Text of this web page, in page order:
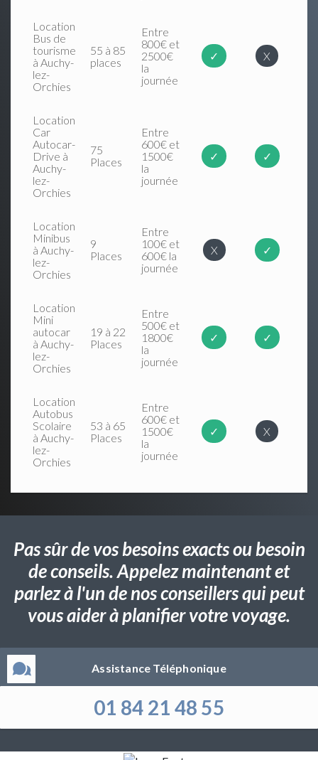
Location
Bus de
tourisme
à Auchy-
lez-
Orchies
55 à 85
places
Entre
800€ et
2500€
la
journée
✓ X
Location
Car
Autocar-
Drive à
Auchy-
lez-
Orchies
75
Places
Entre
600€ et
1500€
la
journée
✓ ✓
Location
Minibus
à Auchy-
lez-
Orchies
9
Places
Entre
100€ et
600€ la
journée
X ✓
Location
Mini
autocar
à Auchy-
lez-
Orchies
19 à 22
Places
Entre
500€ et
1800€
la
journée
✓ ✓
Location
Autobus
Scolaire
à Auchy-
lez-
Orchies
53 à 65
Places
Entre
600€ et
1500€
la
journée
✓ X
Pas sûr de vos besoins exacts ou besoin
de conseils. Appelez maintenant et
parlez à l'un de nos conseillers qui peut
vous aider à planifier votre voyage.
Assistance Téléphonique
01 84 21 48 55